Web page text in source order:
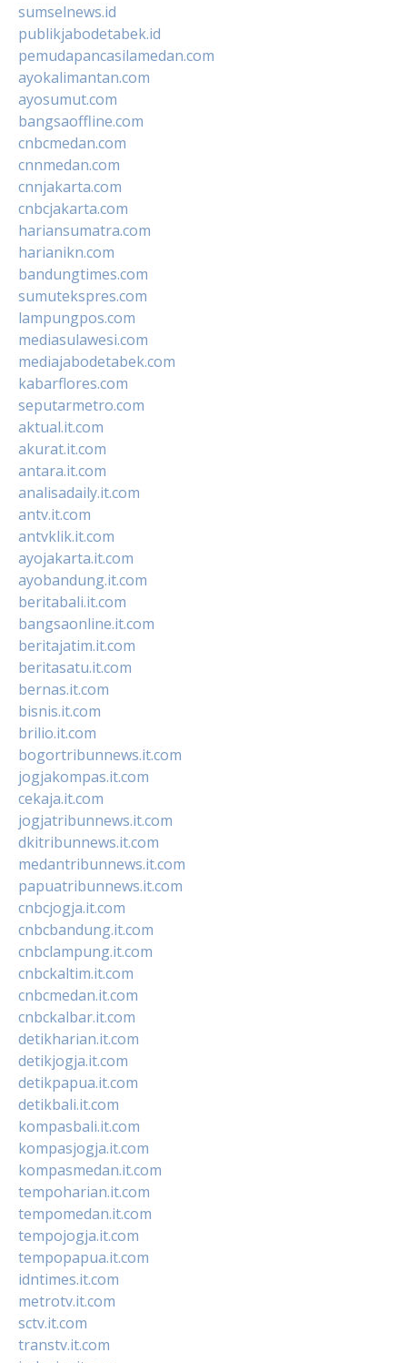
sumselnews.id
publikjabodetabek.id
pemudapancasilamedan.com
ayokalimantan.com
ayosumut.com
bangsaoffline.com
cnbcmedan.com
cnnmedan.com
cnnjakarta.com
cnbcjakarta.com
hariansumatra.com
harianikn.com
bandungtimes.com
sumutekspres.com
lampungpos.com
mediasulawesi.com
mediajabodetabek.com
kabarflores.com
seputarmetro.com
aktual.it.com
akurat.it.com
antara.it.com
analisadaily.it.com
antv.it.com
antvklik.it.com
ayojakarta.it.com
ayobandung.it.com
beritabali.it.com
bangsaonline.it.com
beritajatim.it.com
beritasatu.it.com
bernas.it.com
bisnis.it.com
brilio.it.com
bogortribunnews.it.com
jogjakompas.it.com
cekaja.it.com
jogjatribunnews.it.com
dkitribunnews.it.com
medantribunnews.it.com
papuatribunnews.it.com
cnbcjogja.it.com
cnbcbandung.it.com
cnbclampung.it.com
cnbckaltim.it.com
cnbcmedan.it.com
cnbckalbar.it.com
detikharian.it.com
detikjogja.it.com
detikpapua.it.com
detikbali.it.com
kompasbali.it.com
kompasjogja.it.com
kompasmedan.it.com
tempoharian.it.com
tempomedan.it.com
tempojogja.it.com
tempopapua.it.com
idntimes.it.com
metrotv.it.com
sctv.it.com
transtv.it.com